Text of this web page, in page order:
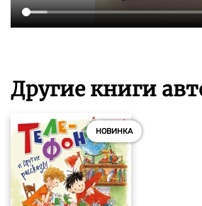
Другие книги
НОВИНКА